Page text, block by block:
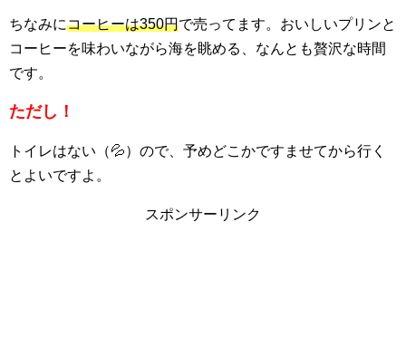
ちなみにコーヒーは350円で売ってます。おいしいプリンと
コーヒーを味わいながら海を眺める、なんとも贅沢な時間
です。
ただし！
トイレはない（💦）ので、予めどこかですませてから行く
とよいですよ。
スポンサーリンク